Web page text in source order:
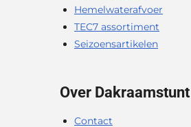
Hemelwaterafvoer
TEC7 assortiment
Seizoensartikelen
Over Dakraamstunt
Contact